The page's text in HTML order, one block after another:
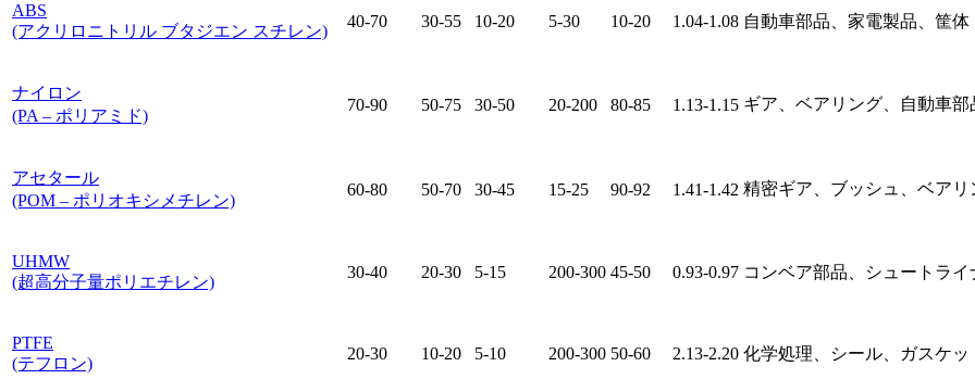
ABS
(アクリロニトリル ブタジエン スチレン)
40-70 30-55 10-20 5-30 10-20 1.04-1.08 自動車部品、家電製品、筐体
ナイロン
(PA – ポリアミド)
70-90 50-75 30-50 20-200 80-85 1.13-1.15 ギア、ベアリング、自動車部
アセタール
(POM – ポリオキシメチレン)
60-80 50-70 30-45 15-25 90-92 1.41-1.42 精密ギア、ブッシュ、ベアリ
UHMW
(超高分子量ポリエチレン)
30-40 20-30 5-15 200-300 45-50 0.93-0.97 コンベア部品、シュートラ
PTFE
(テフロン)
20-30 10-20 5-10 200-300 50-60 2.13-2.20 化学処理、シール、ガスケッ